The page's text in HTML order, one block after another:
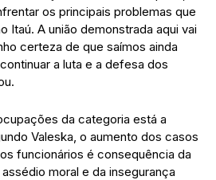
os principais problemas que
Itaú. A união demonstrada aqui vai
certeza de que saímos ainda
a luta e a defesa dos
da categoria está a
Valeska, o aumento dos casos
funcionários é consequência da
moral e da insegurança